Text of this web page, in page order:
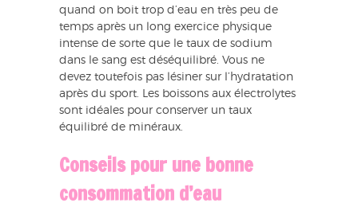
quand on boit trop d’eau en très peu de
temps après un long exercice physique
intense de sorte que le taux de sodium
dans le sang est déséquilibré. Vous ne
devez toutefois pas lésiner sur l’hydratation
après du sport. Les boissons aux électrolytes
sont idéales pour conserver un taux
équilibré de minéraux.
Conseils pour une bonne
consommation d’eau